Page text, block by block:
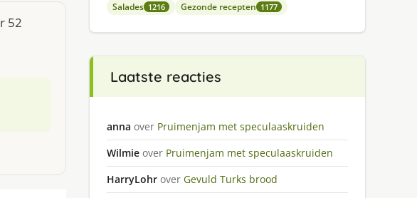
52
Salades 1216 Gezonde recepten 1177
Laatste reacties
anna over Pruimenjam met speculaaskruiden
Wilmie over Pruimenjam met speculaaskruiden
HarryLohr over Gevuld Turks brood